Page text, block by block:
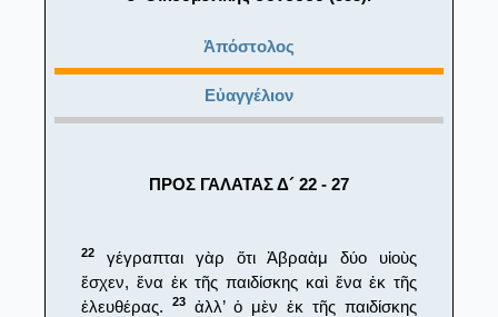
Ἀπόστολος
Εὐαγγέλιον
ΠΡΟΣ ΓΑΛΑΤΑΣ Δ´ 22 - 27
22
γέγραπται γὰρ ὅτι Ἀβραὰμ δύο υἱοὺς
ἔσχεν, ἕνα ἐκ τῆς παιδίσκης καὶ ἕνα ἐκ τῆς
ἐλευθέρας.
23
ἀλλ’ ὁ μὲν ἐκ τῆς παιδίσκης